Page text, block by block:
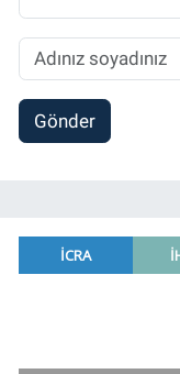
Gönder